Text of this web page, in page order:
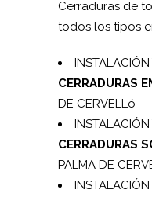
Cerraduras de
todos los tipos
CERRADURAS
DE CERVELLó
CERRADURAS
PALMA DE